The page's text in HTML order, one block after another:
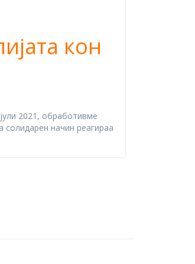
кон
2021, обработивме
начин реагираа